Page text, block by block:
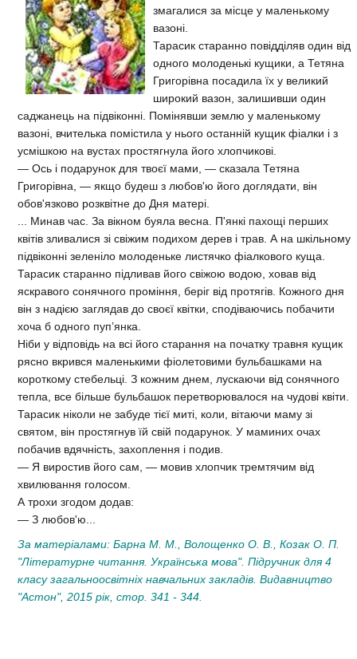
змагалися за місце у маленькому
вазоні.
Тарасик старанно повідділяв один від
одного молоденькі кущики, а Тетяна
Григорівна посадила їх у великий
широкий вазон, залишивши один
саджанець на підвіконні. Помінявши землю у маленькому
вазоні, вчителька помістила у нього останній кущик фіалки і з
усмішкою на вустах простягнула його хлопчикові.
— Ось і подарунок для твоєї мами, — сказала Тетяна
Григорівна, — якщо будеш з любов'ю його доглядати, він
обов'язково розквітне до Дня матері.
... Минав час. За вікном буяла весна. П'янкі пахощі перших
квітів зливалися зі свіжим подихом дерев і трав. А на шкільному
підвіконні зеленіло молоденьке листячко фіалкового куща.
Тарасик старанно підливав його свіжою водою, ховав від
яскравого сонячного проміння, беріг від протягів. Кожного дня
він з надією заглядав до своєї квітки, сподіваючись побачити
хоча б одного пуп’янка.
Ніби у відповідь на всі його старання на початку травня кущик
рясно вкрився маленькими фіолетовими бульбашками на
короткому стебельці. З кожним днем, лускаючи від сонячного
тепла, все більше бульбашок перетворювалося на чудові квіти.
Тарасик ніколи не забуде тієї миті, коли, вітаючи маму зі
святом, він простягнув їй свій подарунок. У маминих очах
побачив вдячність, захоплення і подив.
— Я виростив його сам, — мовив хлопчик тремтячим від
хвилювання голосом.
А трохи згодом додав:
— З любов'ю...
За матеріалами: Барна М. М., Волощенко О. В., Козак О. П.
"Літературне читання. Українська мова". Підручник для 4
класу загальноосвітніх навчальних закладів. Видавництво
"Астон", 2015 рік, стор. 341 - 344.